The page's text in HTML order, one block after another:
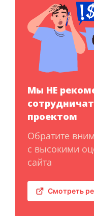
Мы НЕ
проектом
Обратите
с высокими
сайта
Смотреть